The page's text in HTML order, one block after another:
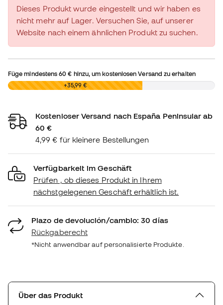
Dieses Produkt wurde eingestellt und wir haben es
nicht mehr auf Lager. Versuchen Sie, auf unserer
Website nach einem ähnlichen Produkt zu suchen.
Füge mindestens60 € hinzu, um kostenlosen Versand zu erhalten
0,00 € +35,99 €
Kostenloser Versand nach España Peninsular ab
60 €
4,99 € für kleinere Bestellungen
Verfügbarkeit im Geschäft
Prüfen , ob dieses Produkt in Ihrem
nächstgelegenen Geschäft erhältlich ist.
Plazo de devolución/cambio: 30 días
Rückgaberecht
*Nicht anwendbar auf personalisierte Produkte.
Über das Produkt